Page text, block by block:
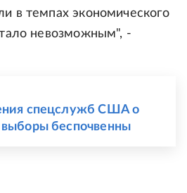
в темпах экономического
невозможным", -
спецслужб США о
беспочвенны